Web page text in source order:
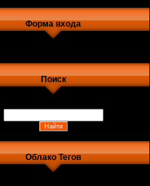
Форма входа
Поиск
Облако Тегов